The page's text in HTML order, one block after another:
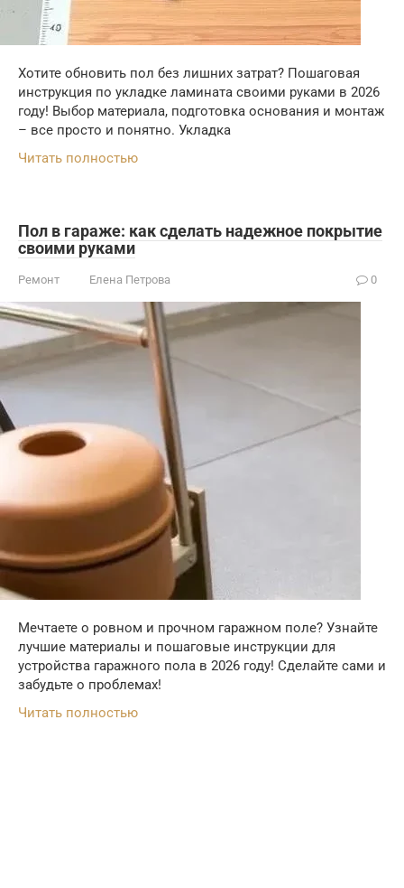
Хотите обновить пол без лишних затрат? Пошаговая
инструкция по укладке ламината своими руками в 2026
году! Выбор материала, подготовка основания и монтаж
– все просто и понятно. Укладка
Читать полностью
Пол в гараже: как сделать надежное покрытие
своими руками
Ремонт Елена Петрова 0
Мечтаете о ровном и прочном гаражном поле? Узнайте
лучшие материалы и пошаговые инструкции для
устройства гаражного пола в 2026 году! Сделайте сами и
забудьте о проблемах!
Читать полностью